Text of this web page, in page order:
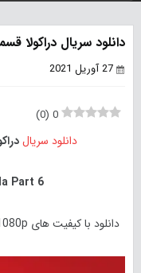
دانلود سریال دراکولا
27 آوریل 2021
0
(
0
)
دانلود سریال
Part 6
دانلود با کیفیت های 480p, 720p, 1080p, HQ 1080p, Bluray 1080p